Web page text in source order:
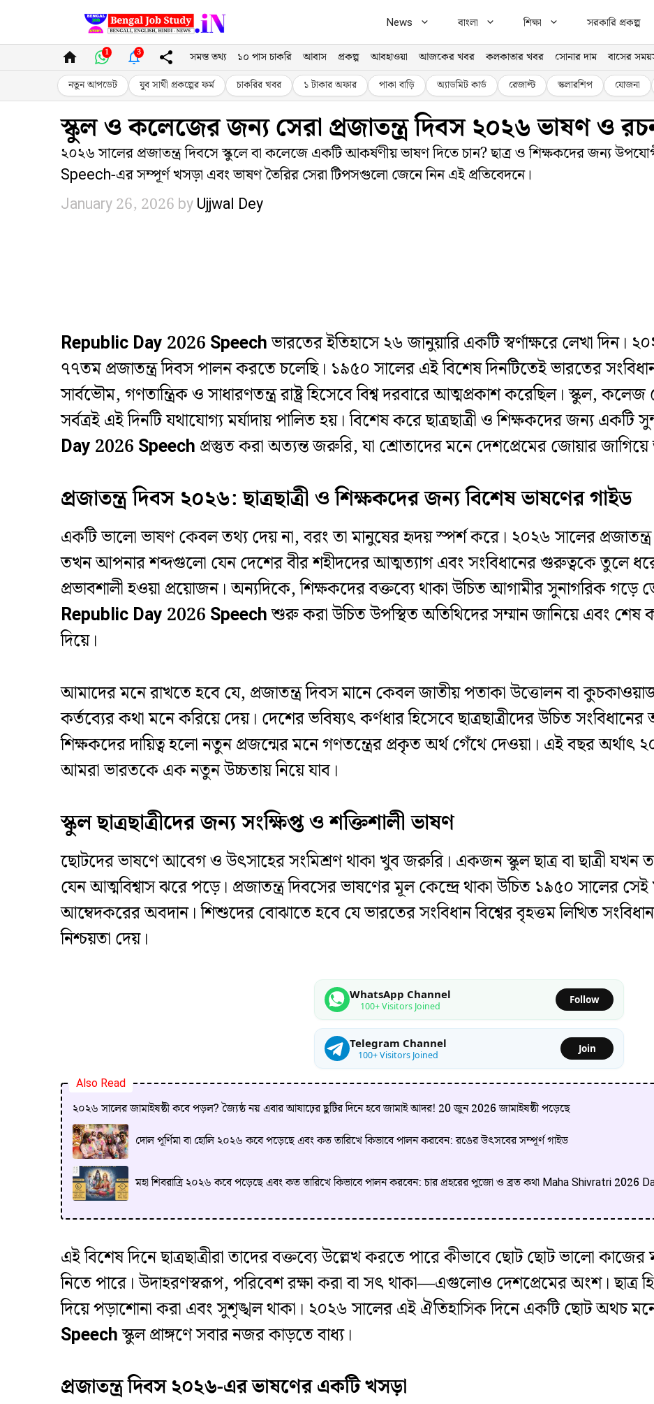
to
content
News বাংলা শিক্ষা সরকারি প্রকল্প
1 3 সমস্ত তথ্য ১০ পাস চাকরি আবাস প্রকল্প আবহাওয়া আজকের খবর কলকাতার খবর সোনার দাম বাসের
নতুন আপডেট যুব সাথী প্রকল্পের ফর্ম চাকরির খবর ১ টাকার অফার পাকা বাড়ি অ্যাডমিট কার্ড রেজাল্ট স্কলারশিপ যোজনা
স্কুল ও কলেজের জন্য সেরা প্রজাতন্ত্র দিবস ২০২৬ ভাষণ ও
২০২৬ সালের প্রজাতন্ত্র দিবসে স্কুলে বা কলেজে একটি আকর্ষণীয় ভাষণ দিতে চান? ছাত্র ও শিক্ষকদের জন্য
Speech-এর সম্পূর্ণ খসড়া এবং ভাষণ তৈরির সেরা টিপসগুলো জেনে নিন এই প্রতিবেদনে।
January 26, 2026 byUjjwal Dey
Republic Day 2026 Speechভারতের ইতিহাসে ২৬ জানুয়ারি একটি স্বর্ণাক্ষরে লেখা
৭৭তম প্রজাতন্ত্র দিবস পালন করতে চলেছি। ১৯৫০ সালের এই বিশেষ দিনটিতেই ভারতের
সার্বভৌম, গণতান্ত্রিক ও সাধারণতন্ত্র রাষ্ট্র হিসেবে বিশ্ব দরবারে আত্মপ্রকাশ করেছিল। স্কুল,
সর্বত্রই এই দিনটি যথাযোগ্য মর্যাদায় পালিত হয়। বিশেষ করে ছাত্রছাত্রী ও শিক্ষকদের জন্য
Day 2026 Speech প্রস্তুত করা অত্যন্ত জরুরি, যা শ্রোতাদের মনে দেশপ্রেমের জোয়ার
প্রজাতন্ত্র দিবস ২০২৬: ছাত্রছাত্রী ও শিক্ষকদের জন্য বিশেষ ভাষণের গাইড
​একটি ভালো ভাষণ কেবল তথ্য দেয় না, বরং তা মানুষের হৃদয় স্পর্শ করে। ২০২৬ সালের
তখন আপনার শব্দগুলো যেন দেশের বীর শহীদদের আত্মত্যাগ এবং সংবিধানের গুরুত্বকে তুলে
প্রভাবশালী হওয়া প্রয়োজন। অন্যদিকে, শিক্ষকদের বক্তব্যে থাকা উচিত আগামীর সুনাগরিক গড়ে
Republic Day 2026 Speechশুরু করা উচিত উপস্থিত অতিথিদের সম্মান জানিয়ে এবং শেষ
দিয়ে।
​আমাদের মনে রাখতে হবে যে, প্রজাতন্ত্র দিবস মানে কেবল জাতীয় পতাকা উত্তোলন বা
কর্তব্যের কথা মনে করিয়ে দেয়। দেশের ভবিষ্যৎ কর্ণধার হিসেবে ছাত্রছাত্রীদের উচিত
শিক্ষকদের দায়িত্ব হলো নতুন প্রজন্মের মনে গণতন্ত্রের প্রকৃত অর্থ গেঁথে দেওয়া। এই বছর
আমরা ভারতকে এক নতুন উচ্চতায় নিয়ে যাব।
স্কুল ছাত্রছাত্রীদের জন্য সংক্ষিপ্ত ও শক্তিশালী ভাষণ
​ছোটদের ভাষণে আবেগ ও উৎসাহের সংমিশ্রণ থাকা খুব জরুরি। একজন স্কুল ছাত্র বা ছাত্রী যখন
যেন আত্মবিশ্বাস ঝরে পড়ে। প্রজাতন্ত্র দিবসের ভাষণের মূল কেন্দ্রে থাকা উচিত ১৯৫০ সালের
আম্বেদকরের অবদান। শিশুদের বোঝাতে হবে যে ভারতের সংবিধান বিশ্বের বৃহত্তম লিখিত
নিশ্চয়তা দেয়।
WhatsApp Channel
100+ Visitors Joined
Follow
Telegram Channel
100+ Visitors Joined
Join
Also Read
২০২৬ সালের জামাইষষ্ঠী কবে পড়ল? জ্যৈষ্ঠ নয় এবার আষাঢ়ের ছুটির দিনে হবে জামাই আদর! 20 জুন 2026 জামাইষষ্ঠী পড়েছে
দোল পূর্ণিমা বা হোলি ২০২৬ কবে পড়েছে এবং কত তারিখে কিভাবে পালন করবেন: রঙের উৎসবের সম্পূর্ণ গাইড
মহা শিবরাত্রি ২০২৬ কবে পড়েছে এবং কত তারিখে কিভাবে পালন করবেন: চার প্রহরের পুজো ও ব্রত কথা Maha Shivratri
​এই বিশেষ দিনে ছাত্রছাত্রীরা তাদের বক্তব্যে উল্লেখ করতে পারে কীভাবে ছোট ছোট ভালো
নিতে পারে। উদাহরণস্বরূপ, পরিবেশ রক্ষা করা বা সৎ থাকা—এগুলোও দেশপ্রেমের অংশ। ছাত্র
দিয়ে পড়াশোনা করা এবং সুশৃঙ্খল থাকা। ২০২৬ সালের এই ঐতিহাসিক দিনে একটি ছোট অথচ
Speechস্কুল প্রাঙ্গণে সবার নজর কাড়তে বাধ্য।
প্রজাতন্ত্র দিবস ২০২৬-এর ভাষণের একটি খসড়া